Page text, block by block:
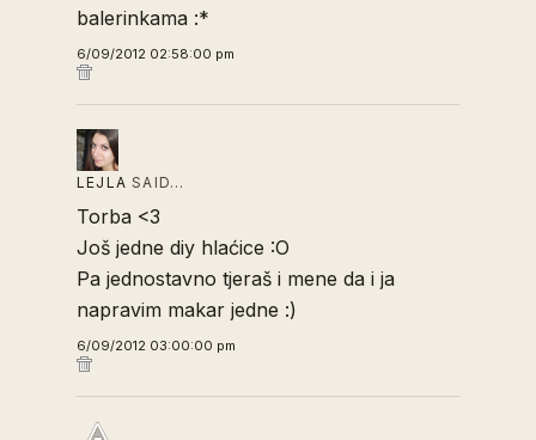
balerinkama :*
6/09/2012 02:58:00 pm
LEJLA SAID…
Torba <3
Još jedne diy hlaćice :O
Pa jednostavno tjeraš i mene da i ja
napravim makar jedne :)
6/09/2012 03:00:00 pm